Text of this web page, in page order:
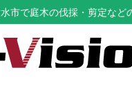
市で庭木の伐採・剪定な